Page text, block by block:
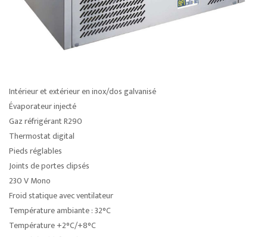
Intérieur et extérieur en inox/dos galvanisé
Évaporateur injecté
Gaz réfrigérant R290
Thermostat digital
Pieds réglables
Joints de portes clipsés
230 V Mono
Froid statique avec ventilateur
Température ambiante : 32°C
Température +2°C/+8°C